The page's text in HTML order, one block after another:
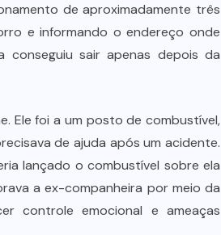
de aproximadamente três
e informando o endereço onde
conseguiu sair apenas depois da
Ele foi a um posto de combustível,
de ajuda após um acidente.
lançado o combustível sobre ela
a ex-companheira por meio da
controle emocional e ameaças